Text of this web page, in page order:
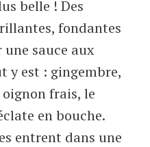
belle ! Des
fondantes
sauce aux
y est : gingembre,
frais, le
en bouche.
entrent dans une